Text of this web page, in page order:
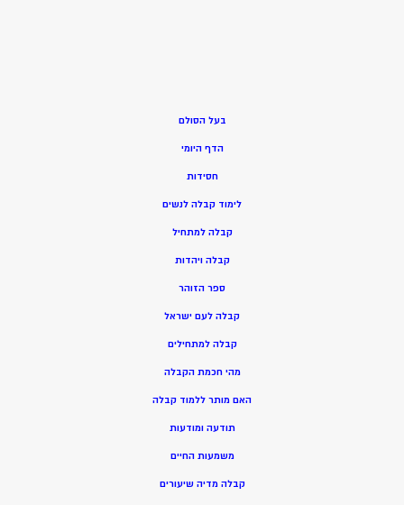
בעל הסולם
הדף היומי
חסידות
לימוד קבלה לנשים
קבלה למתחיל
קבלה ויהדות
ספר הזוהר
קבלה לעם ישראל
קבלה למתחילים
מהי חכמת הקבלה
האם מותר ללמוד קבלה
תודעה ומודעות
משמעות החיים
קבלה מדיה שיעורים